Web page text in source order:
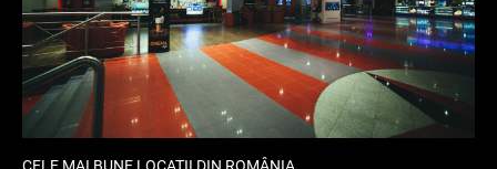
CELE MAI BUNE LOCAȚII DIN ROMÂNIA